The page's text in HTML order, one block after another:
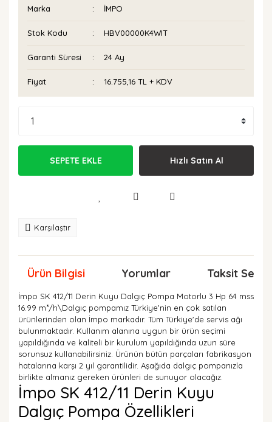
Marka İMPO
Stok Kodu HBV00000K4WIT
Garanti Süresi 24 Ay
Fiyat 16.755,16 TL + KDV
SEPETE EKLE Hızlı Satın Al
Karşılaştır
Ürün Bilgisi Yorumlar Taksit
İmpo SK 412/11 Derin Kuyu Dalgıç Pompa Motorlu 3 Hp 64 mss
16.99 m³/h\Dalgıç pompamız Türkiye'nin en çok satılan
ürünlerinden olan İmpo markadır. Tüm Türkiye'de servis ağı
bulunmaktadır. Kullanım alanına uygun bir ürün seçimi
yapıldığında ve kaliteli bir kurulum yapıldığında uzun süre
sorunsuz kullanabilirsiniz. Ürünün bütün parçaları fabrikasyon
hatalarına karşı 2 yıl garantilidir. Aşağıda dalgıç pompanızla
birlikte almanız gereken ürünleri de sunuyor olacağız.
İmpo SK 412/11 Derin Kuyu
Dalgıç Pompa Özellikleri